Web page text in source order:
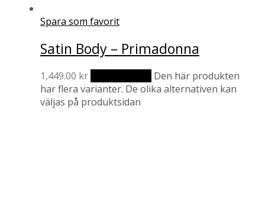
Spara som favorit
Satin Body – Primadonna
1,449.00 kr
Den här produkten
har flera varianter. De olika alternativen kan
väljas på produktsidan